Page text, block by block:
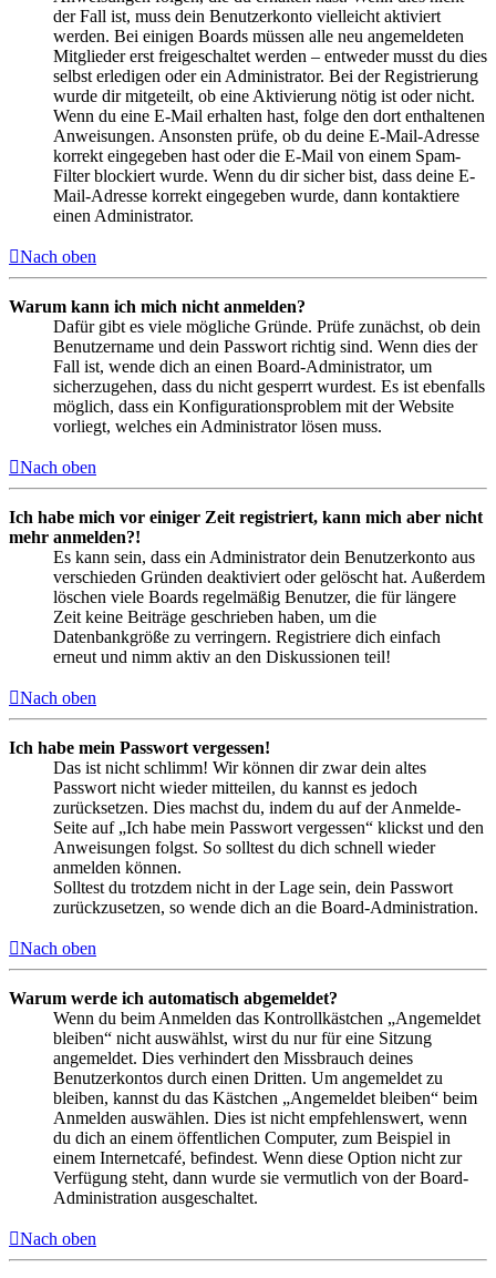
der Fall ist, muss dein Benutzerkonto vielleicht aktiviert
werden. Bei einigen Boards müssen alle neu angemeldeten
Mitglieder erst freigeschaltet werden – entweder musst du dies
selbst erledigen oder ein Administrator. Bei der Registrierung
wurde dir mitgeteilt, ob eine Aktivierung nötig ist oder nicht.
Wenn du eine E-Mail erhalten hast, folge den dort enthaltenen
Anweisungen. Ansonsten prüfe, ob du deine E-Mail-Adresse
korrekt eingegeben hast oder die E-Mail von einem Spam-
Filter blockiert wurde. Wenn du dir sicher bist, dass deine E-
Mail-Adresse korrekt eingegeben wurde, dann kontaktiere
einen Administrator.
Nach oben
Warum kann ich mich nicht anmelden?
Dafür gibt es viele mögliche Gründe. Prüfe zunächst, ob dein
Benutzername und dein Passwort richtig sind. Wenn dies der
Fall ist, wende dich an einen Board-Administrator, um
sicherzugehen, dass du nicht gesperrt wurdest. Es ist ebenfalls
möglich, dass ein Konfigurationsproblem mit der Website
vorliegt, welches ein Administrator lösen muss.
Nach oben
Ich habe mich vor einiger Zeit registriert, kann mich aber nicht
mehr anmelden?!
Es kann sein, dass ein Administrator dein Benutzerkonto aus
verschieden Gründen deaktiviert oder gelöscht hat. Außerdem
löschen viele Boards regelmäßig Benutzer, die für längere
Zeit keine Beiträge geschrieben haben, um die
Datenbankgröße zu verringern. Registriere dich einfach
erneut und nimm aktiv an den Diskussionen teil!
Nach oben
Ich habe mein Passwort vergessen!
Das ist nicht schlimm! Wir können dir zwar dein altes
Passwort nicht wieder mitteilen, du kannst es jedoch
zurücksetzen. Dies machst du, indem du auf der Anmelde-
Seite auf „Ich habe mein Passwort vergessen“ klickst und den
Anweisungen folgst. So solltest du dich schnell wieder
anmelden können.
Solltest du trotzdem nicht in der Lage sein, dein Passwort
zurückzusetzen, so wende dich an die Board-Administration.
Nach oben
Warum werde ich automatisch abgemeldet?
Wenn du beim Anmelden das Kontrollkästchen „Angemeldet
bleiben“ nicht auswählst, wirst du nur für eine Sitzung
angemeldet. Dies verhindert den Missbrauch deines
Benutzerkontos durch einen Dritten. Um angemeldet zu
bleiben, kannst du das Kästchen „Angemeldet bleiben“ beim
Anmelden auswählen. Dies ist nicht empfehlenswert, wenn
du dich an einem öffentlichen Computer, zum Beispiel in
einem Internetcafé, befindest. Wenn diese Option nicht zur
Verfügung steht, dann wurde sie vermutlich von der Board-
Administration ausgeschaltet.
Nach oben